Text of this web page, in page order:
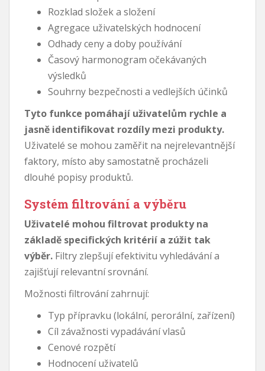
Rozklad složek a složení
Agregace uživatelských hodnocení
Odhady ceny a doby používání
Časový harmonogram očekávaných
výsledků
Souhrny bezpečnosti a vedlejších účinků
Tyto funkce pomáhají uživatelům rychle a
jasně identifikovat rozdíly mezi produkty.
Uživatelé se mohou zaměřit na nejrelevantnější
faktory, místo aby samostatně procházeli
dlouhé popisy produktů.
Systém filtrování a výběru
Uživatelé mohou filtrovat produkty na
základě specifických kritérií a zúžit tak
výběr. Filtry zlepšují efektivitu vyhledávání a
zajišťují relevantní srovnání.
Možnosti filtrování zahrnují:
Typ přípravku (lokální, perorální, zařízení)
Cíl závažnosti vypadávání vlasů
Cenové rozpětí
Hodnocení uživatelů